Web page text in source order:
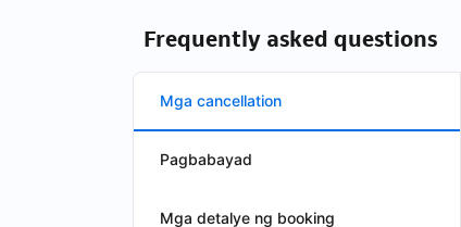
Frequently asked questions
Mga cancellation
Pagbabayad
Mga detalye ng booking